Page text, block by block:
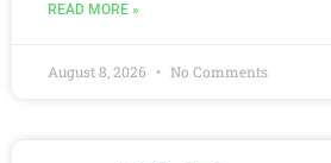
READ MORE »
August 8, 2026 No Comments